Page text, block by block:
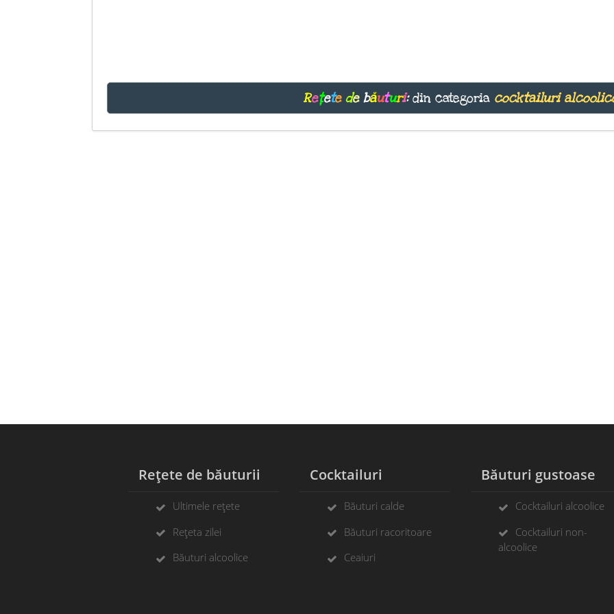
Rețete de băuturi:din categoria cocktailuri
Rețete de băuturii
Ultimele rețete
Rețeta zilei
Băuturi alcoolice
Cocktailuri
Băuturi calde
Băuturi racoritoare
Ceaiuri
Băuturi gustoase
Cocktailuri alcoolice
Cocktailuri non-
alcoolice